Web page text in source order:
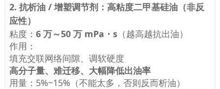
2. 抗析油 / 增塑调节剂： 高粘度二甲基硅油（非反
应性）
粘度： 6 万～50 万 mPa・s（越高越抗出油）
作用：
填充交联网络间隙、调软硬度
高分子量、难迁移、大幅降低出油率
用量：5%~15%（不能太多，否则反而析油）